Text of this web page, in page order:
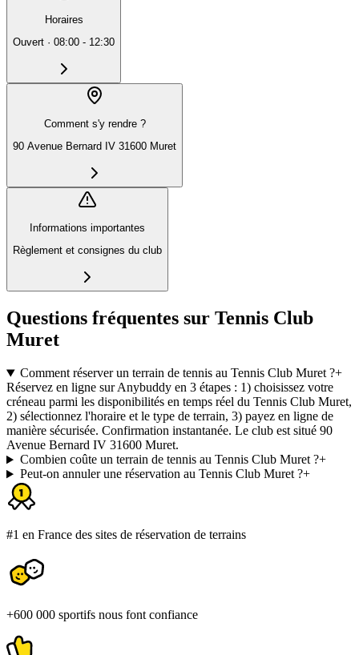
Horaires
Ouvert · 08:00 - 12:30
Comment s'y rendre ?
90 Avenue Bernard IV 31600 Muret
Informations importantes
Règlement et consignes du club
Questions fréquentes sur Tennis Club
Muret
Comment réserver un terrain de tennis au Tennis Club Muret ?+
Réservez en ligne sur Anybuddy en 3 étapes : 1) choisissez votre
créneau parmi les disponibilités en temps réel du Tennis Club Muret,
2) sélectionnez l'horaire et le type de terrain, 3) payez en ligne de
manière sécurisée. Confirmation instantanée. Le club est situé 90
Avenue Bernard IV 31600 Muret.
Combien coûte un terrain de tennis au Tennis Club Muret ?+
Peut-on annuler une réservation au Tennis Club Muret ?+
#1 en France des sites de réservation de terrains
+600 000 sportifs nous font confiance